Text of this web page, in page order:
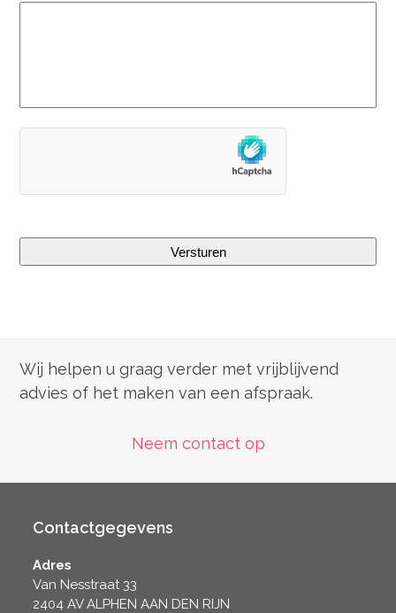
Wij helpen u graag verder met vrijblijvend
advies of het maken van een afspraak.
Neem contact op
Contactgegevens
Adres
Van Nesstraat 33
2404 AV ALPHEN AAN DEN RIJN